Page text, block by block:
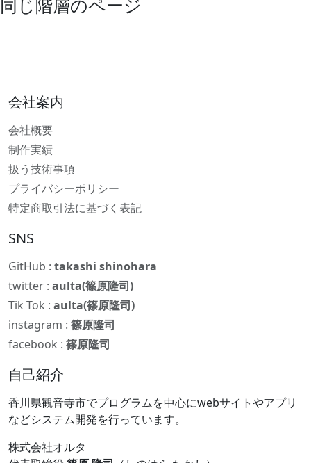
同じ階層のページ
会社案内
会社概要
制作実績
扱う技術事項
プライバシーポリシー
特定商取引法に基づく表記
SNS
GitHub : takashi shinohara
twitter : aulta(篠原隆司)
Tik Tok : aulta(篠原隆司)
instagram : 篠原隆司
facebook : 篠原隆司
自己紹介
香川県観音寺市でプログラムを中心にwebサイトやアプリ
などシステム開発を行っています。
株式会社オルタ